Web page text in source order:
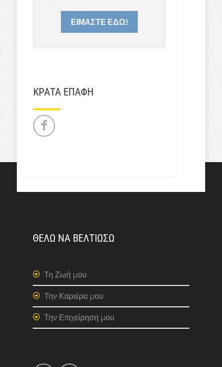
ΕΙΜΑΣΤΕ ΕΔΩ!
ΚΡΑΤΑ ΕΠΑΦΗ
ΘΕΛΩ ΝΑ ΒΕΛΤΙΩΣΩ
Τη Ζωή μου
Την Καριέρα μου
Την Επιχείρηση μου